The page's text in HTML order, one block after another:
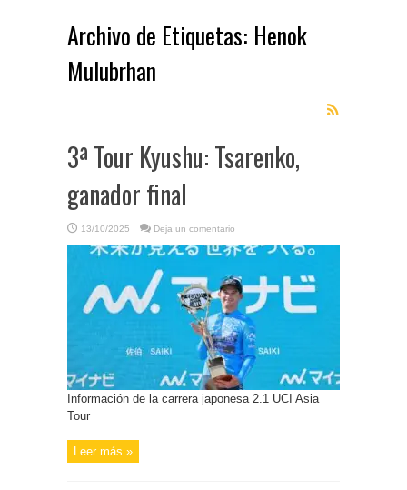
Archivo de Etiquetas: Henok
Mulubrhan
3ª Tour Kyushu: Tsarenko,
ganador final
13/10/2025 Deja un comentario
Información de la carrera japonesa 2.1 UCI Asia
Tour
Leer más »